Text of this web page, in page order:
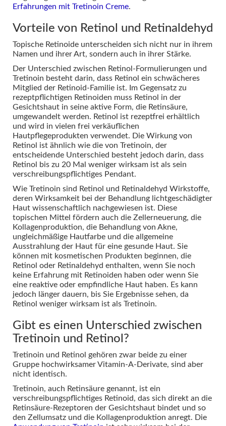
Erfahrungen mit Tretinoin Creme.
Vorteile von Retinol und Retinaldehyd
Topische Retinoide unterscheiden sich nicht nur in ihrem
Namen und ihrer Art, sondern auch in ihrer Stärke.
Der Unterschied zwischen Retinol-Formulierungen und
Tretinoin besteht darin, dass Retinol ein schwächeres
Mitglied der Retinoid-Familie ist. Im Gegensatz zu
rezeptpflichtigen Retinoiden muss Retinol in der
Gesichtshaut in seine aktive Form, die Retinsäure,
umgewandelt werden. Retinol ist rezeptfrei erhältlich
und wird in vielen frei verkäuflichen
Hautpflegeprodukten verwendet. Die Wirkung von
Retinol ist ähnlich wie die von Tretinoin, der
entscheidende Unterschied besteht jedoch darin, dass
Retinol bis zu 20 Mal weniger wirksam ist als sein
verschreibungspflichtiges Pendant.
Wie Tretinoin sind Retinol und Retinaldehyd Wirkstoffe,
deren Wirksamkeit bei der Behandlung lichtgeschädigter
Haut wissenschaftlich nachgewiesen ist. Diese
topischen Mittel fördern auch die Zellerneuerung, die
Kollagenproduktion, die Behandlung von Akne,
ungleichmäßige Hautfarbe und die allgemeine
Ausstrahlung der Haut für eine gesunde Haut. Sie
können mit kosmetischen Produkten beginnen, die
Retinol oder Retinaldehyd enthalten, wenn Sie noch
keine Erfahrung mit Retinoiden haben oder wenn Sie
eine reaktive oder empfindliche Haut haben. Es kann
jedoch länger dauern, bis Sie Ergebnisse sehen, da
Retinol weniger wirksam ist als Tretinoin.
Gibt es einen Unterschied zwischen
Tretinoin und Retinol?
Tretinoin und Retinol gehören zwar beide zu einer
Gruppe hochwirksamer Vitamin-A-Derivate, sind aber
nicht identisch.
Tretinoin, auch Retinsäure genannt, ist ein
verschreibungspflichtiges Retinoid, das sich direkt an die
Retinsäure-Rezeptoren der Gesichtshaut bindet und so
den Zellumsatz und die Kollagenproduktion anregt. Die